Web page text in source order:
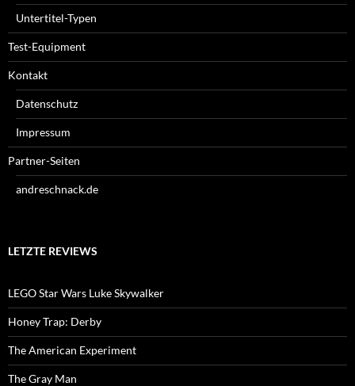
Untertitel-Typen
Test-Equipment
Kontakt
Datenschutz
Impressum
Partner-Seiten
andreschnack.de
LETZTE REVIEWS
LEGO Star Wars Luke Skywalker
Honey Trap: Derby
The American Experiment
The Gray Man